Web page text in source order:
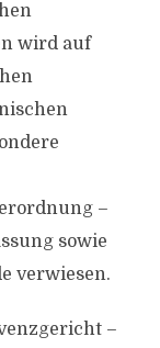
wird auf
–
sowie
verwiesen.
–